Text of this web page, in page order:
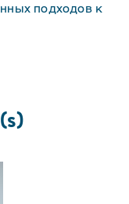
подходов к